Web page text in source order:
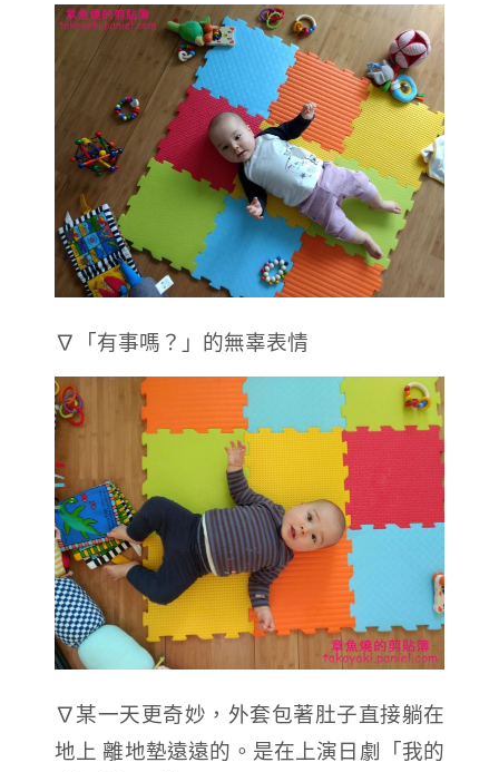
∇「有事嗎？」的無辜表情
∇某一天更奇妙，外套包著肚子直接躺在
地上 離地墊遠遠的。是在上演日劇「我的